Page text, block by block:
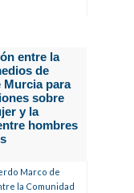
entre la
de
Murcia para
sobre
y la
hombres
Marco de
la Comunidad